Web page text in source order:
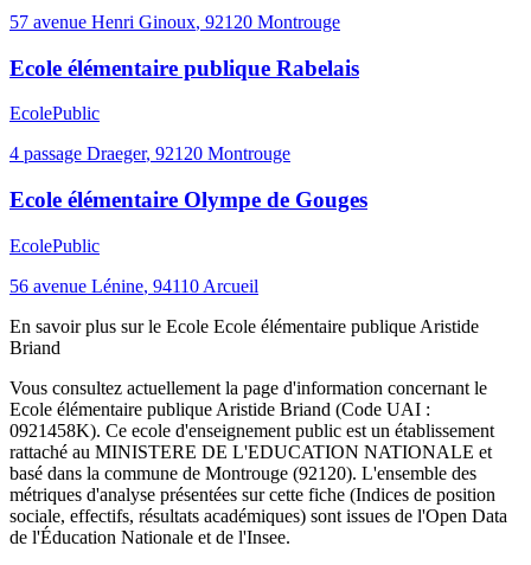
57 avenue Henri Ginoux, 92120 Montrouge
Ecole élémentaire publique Rabelais
EcolePublic
4 passage Draeger, 92120 Montrouge
Ecole élémentaire Olympe de Gouges
EcolePublic
56 avenue Lénine, 94110 Arcueil
En savoir plus sur le Ecole Ecole élémentaire publique Aristide
Briand
Vous consultez actuellement la page d'information concernant le
Ecole élémentaire publique Aristide Briand (Code UAI :
0921458K). Ce ecole d'enseignement public est un établissement
rattaché au MINISTERE DE L'EDUCATION NATIONALE et
basé dans la commune de Montrouge (92120). L'ensemble des
métriques d'analyse présentées sur cette fiche (Indices de position
sociale, effectifs, résultats académiques) sont issues de l'Open Data
de l'Éducation Nationale et de l'Insee.